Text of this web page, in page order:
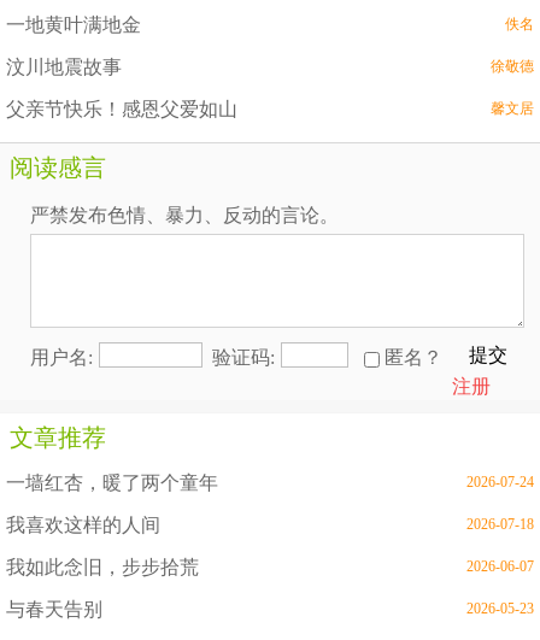
一地黄叶满地金 佚名
汶川地震故事 徐敬德
父亲节快乐！感恩父爱如山 馨文居
阅读感言
严禁发布色情、暴力、反动的言论。
用户名: 验证码: 匿名？
提交
注册
文章推荐
一墙红杏，暖了两个童年 2026-07-24
我喜欢这样的人间 2026-07-18
我如此念旧，步步拾荒 2026-06-07
与春天告别 2026-05-23